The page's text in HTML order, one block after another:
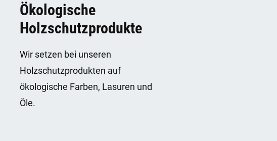
Ökologische
Holzschutzprodukte
Wir setzen bei unseren
Holzschutzprodukten auf
ökologische Farben, Lasuren und
Öle.